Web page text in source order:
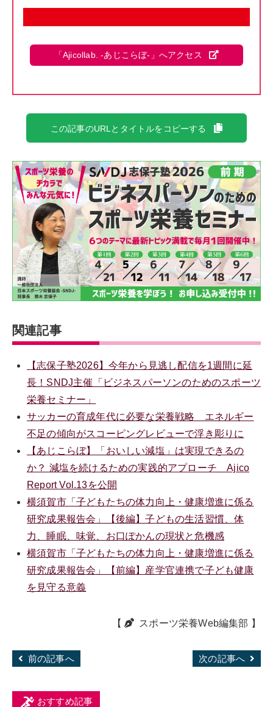
「Ajicollab. -あじこらぼ-」へアクセス
この記事のURLとタイトルをコピーする
関連記事
【志保子塾2026】今年から見逃し配信を1週間に延
長！SNDJ主催「ビジネスパーソンのためのスポーツ
栄養セミナー」
サッカーの育成年代に必要な栄養戦略 エネルギー
不足の傾向がスコーピングレビューで浮き彫りに
【あじこらぼ】「おいしい減塩」は実現できるの
か？ 減塩を続けるための実践的アプローチ Ajico
Report Vol.13を公開
横須賀市「子どもたちの体力向上・健康増進に係る
研究成果報告会」【後編】子どもの生活習慣、体
力、睡眠、味覚、お口ぽかんの現状と危機感
横須賀市「子どもたちの体力向上・健康増進に係る
研究成果報告会」【前編】産学官連携で子ども健康
を見守る意義
【 スポーツ栄養Web編集部 】
前の記事へ 次の記事へ
おすすめ記事